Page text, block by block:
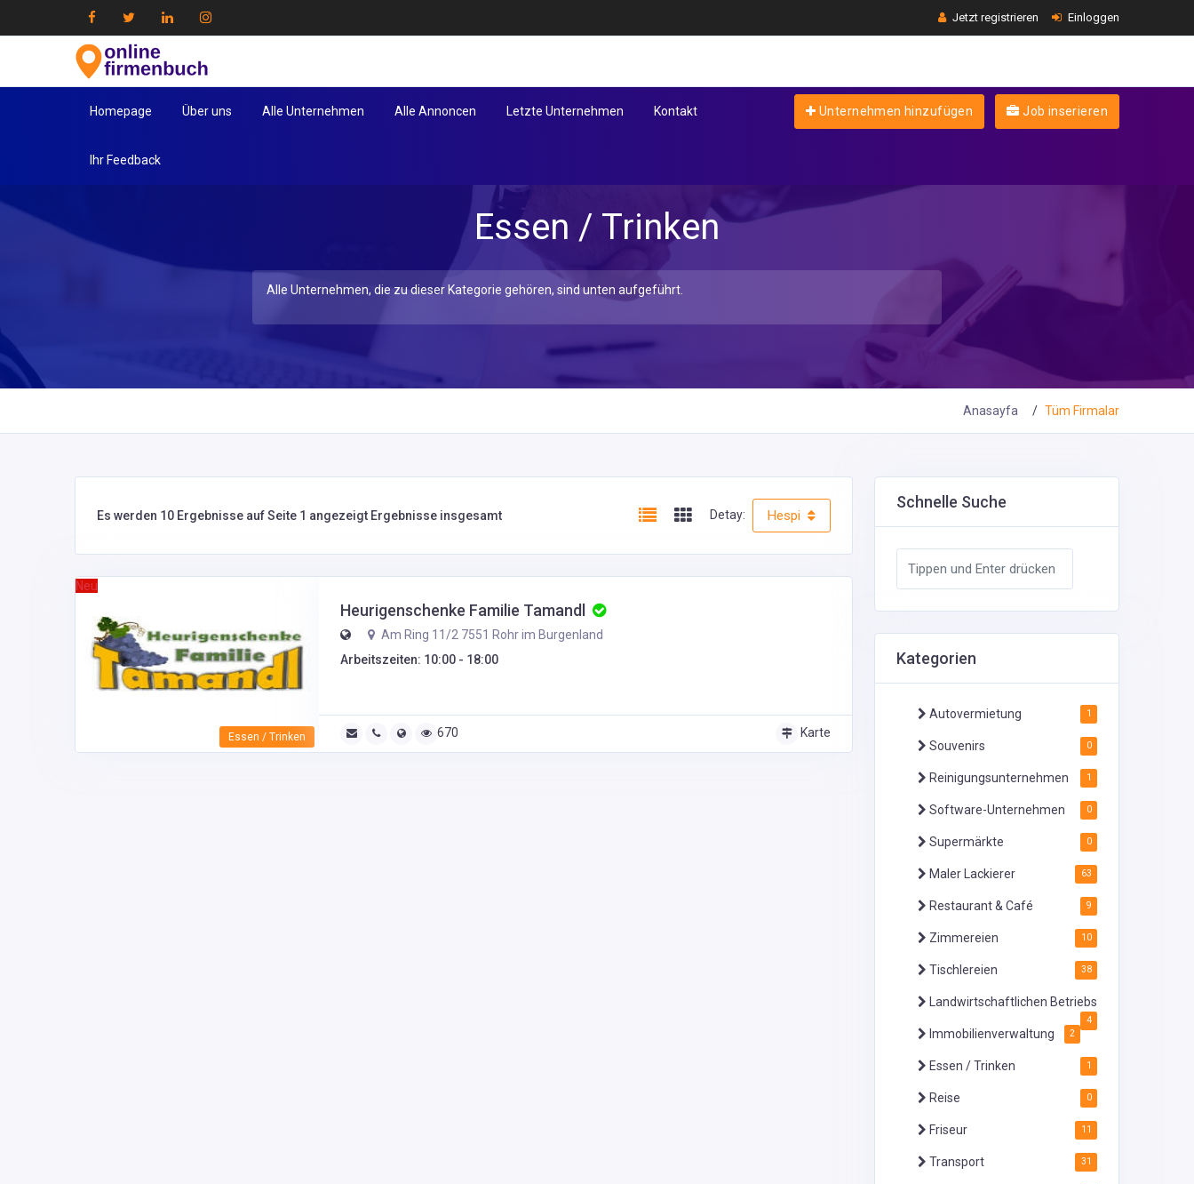
Jetzt registrieren Einloggen
Homepage Über uns Alle Unternehmen Alle Annoncen Letzte Unternehmen Kontakt
Ihr Feedback
Unternehmen hinzufügen Job inserieren
Essen / Trinken
Alle Unternehmen, die zu dieser Kategorie gehören, sind unten aufgeführt.
Anasayfa Tüm Firmalar
Es werden 10 Ergebnisse auf Seite 1 angezeigt Ergebnisse insgesamt Detay: Hespi
Neu
Essen / Trinken
Heurigenschenke Familie Tamandl
Am Ring 11/2 7551 Rohr im Burgenland
Arbeitszeiten: 10:00 - 18:00
670 Karte
Schnelle Suche
Kategorien
Autovermietung 1
Souvenirs 0
Reinigungsunternehmen 1
Software-Unternehmen 0
Supermärkte 0
Maler Lackierer 63
Restaurant & Café 9
Zimmereien 10
Tischlereien 38
Landwirtschaftlichen Betriebs
4
Immobilienverwaltung 2
Essen / Trinken 1
Reise 0
Friseur 11
Transport 31